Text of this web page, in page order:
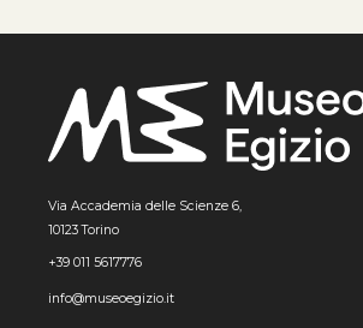
Via Accademia delle Scienze 6,
10123 Torino
+39 011 5617776
info@museoegizio.it